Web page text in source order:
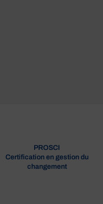
PROSCI
Certification en gestion du
changement